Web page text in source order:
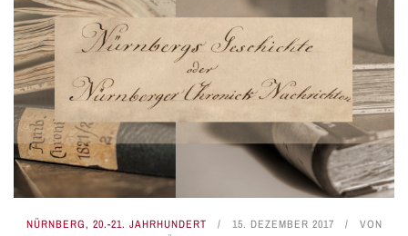
NÜRNBERG, 20.-21. JAHRHUNDERT 15. DEZEMBER 2017
VON